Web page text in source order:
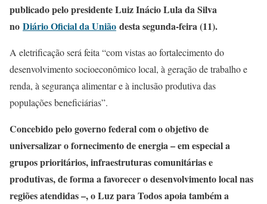
publicado pelo presidente Luiz Inácio Lula da Silva
no Diário Oficial da União desta segunda-feira (11).
A eletrificação será feita “com vistas ao fortalecimento do
desenvolvimento socioeconômico local, à geração de trabalho e
renda, à segurança alimentar e à inclusão produtiva das
populações beneficiárias”.
Concebido pelo governo federal com o objetivo de
universalizar o fornecimento de energia – em especial a
grupos prioritários, infraestruturas comunitárias e
produtivas, de forma a favorecer o desenvolvimento local nas
regiões atendidas –, o Luz para Todos apoia também a